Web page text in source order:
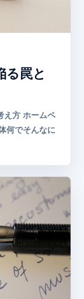
る罠と
え方 ホームペ
何でそんなに